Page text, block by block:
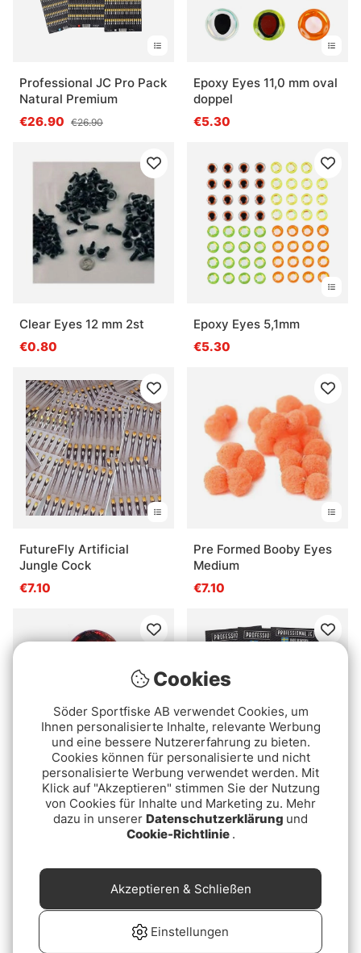
Professional JC Pro Pack
Natural Premium
€26.90 €26.90
Epoxy Eyes 11,0 mm oval
doppel
€5.30
Clear Eyes 12 mm 2st
€0.80
Epoxy Eyes 5,1mm
€5.30
FutureFly Artificial
Jungle Cock
€7.10
Pre Formed Booby Eyes
Medium
€7.10
Semperfli 3D Epoxy Eyes
ab €4.80
Professional JC Ark
Natural
ab €7.60
ab €7.60
Cookies
Söder Sportfiske AB verwendet Cookies, um
Ihnen personalisierte Inhalte, relevante Werbung
und eine bessere Nutzererfahrung zu bieten.
Cookies können für personalisierte und nicht
personalisierte Werbung verwendet werden. Mit
Klick auf "Akzeptieren" stimmen Sie der Nutzung
von Cookies für Inhalte und Marketing zu. Mehr
dazu in unserer Datenschutzerklärung und
Cookie-Richtlinie .
Einstellungen
Akzeptieren & Schließen